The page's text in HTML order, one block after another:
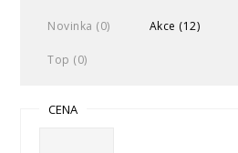
Novinka (0) Akce (12)
Top (0)
CENA